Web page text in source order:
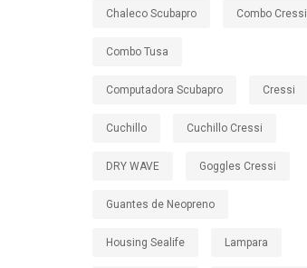
Chaleco Scubapro Combo Cressi
Combo Tusa
Computadora Scubapro Cressi
Cuchillo Cuchillo Cressi
DRY WAVE Goggles Cressi
Guantes de Neopreno
Housing Sealife Lampara